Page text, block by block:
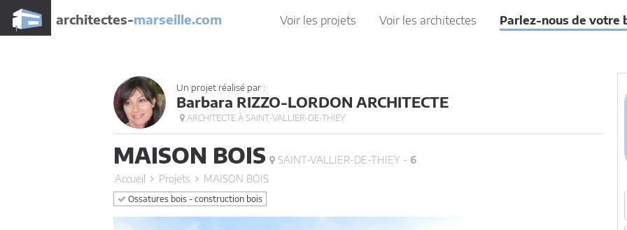
architectes-marseille.com Voir les projets Voir les architectes Parlez-nous de votre
Un projet réalisé par :
Barbara RIZZO-LORDON ARCHITECTE
ARCHITECTE À SAINT-VALLIER-DE-THIEY
MAISON BOIS SAINT-VALLIER-DE-THIEY - 6
Accueil
Projets MAISON BOIS
Ossatures bois - construction bois